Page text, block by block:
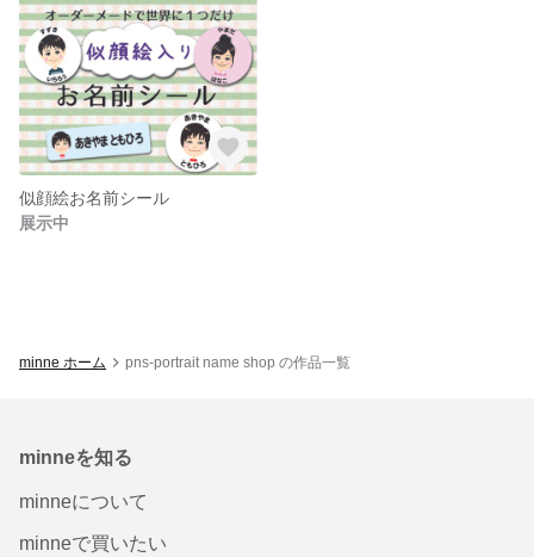
似顔絵お名前シール
展示中
minne ホーム pns-portrait name shop の作品一覧
minneを知る
minneについて
minneで買いたい